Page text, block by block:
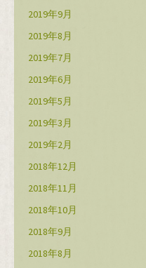
2019年9月
2019年8月
2019年7月
2019年6月
2019年5月
2019年3月
2019年2月
2018年12月
2018年11月
2018年10月
2018年9月
2018年8月